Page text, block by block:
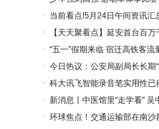
当前看点!5月24日午间资讯汇
【天天聚看点】延安首台百
“五一”假期来临 宿迁高铁客
今日热议：公安局副局长长期
科大讯飞智能录音笔实用性
新消息丨中医馆里“走学看”
环球焦点！交通运输部在南沙